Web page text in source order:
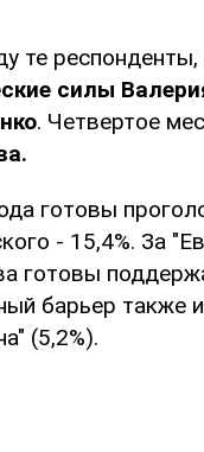
те
силы
. Четвертое
готовы
- 15,4%. За
готовы
барьер также
(5,2%).